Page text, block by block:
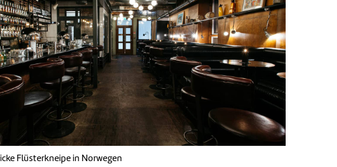
Flüsterkneipe in Norwegen